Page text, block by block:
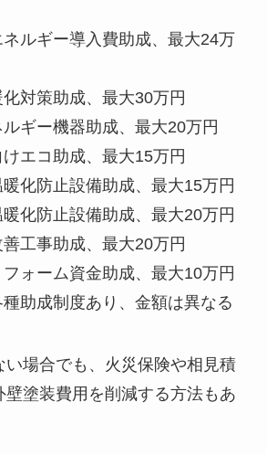
ルギー導入費助成、最大24万
対策助成、最大30万円
ギー機器助成、最大20万円
エコ助成、最大15万円
化防止設備助成、最大15万円
化防止設備助成、最大20万円
工事助成、最大20万円
ォーム資金助成、最大10万円
助成制度あり、金額は異なる
い場合でも、火災保険や相見積
壁塗装費用を削減する方法もあ